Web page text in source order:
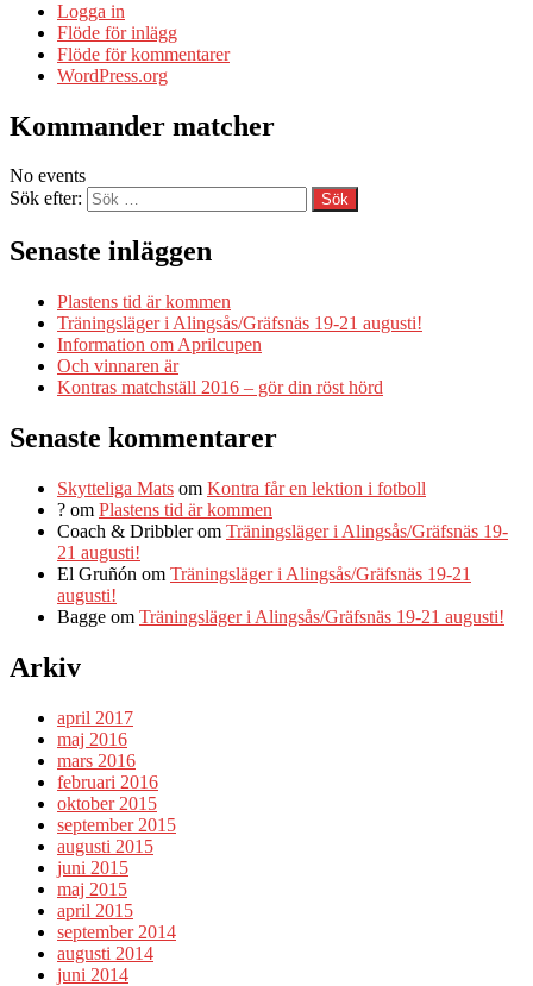
Logga in
Flöde för inlägg
Flöde för kommentarer
WordPress.org
Kommander matcher
No events
Sök efter:
Senaste inläggen
Plastens tid är kommen
Träningsläger i Alingsås/Gräfsnäs 19-21 augusti!
Information om Aprilcupen
Och vinnaren är
Kontras matchställ 2016 – gör din röst hörd
Senaste kommentarer
Skytteliga Mats om Kontra får en lektion i fotboll
? om Plastens tid är kommen
Coach & Dribblerom Träningsläger i Alingsås/Gräfsnäs 19-
21 augusti!
El Gruñón om Träningsläger i Alingsås/Gräfsnäs 19-21
augusti!
Bagge om Träningsläger i Alingsås/Gräfsnäs 19-21 augusti!
Arkiv
april 2017
maj 2016
mars 2016
februari 2016
oktober 2015
september 2015
augusti 2015
juni 2015
maj 2015
april 2015
september 2014
augusti 2014
juni 2014